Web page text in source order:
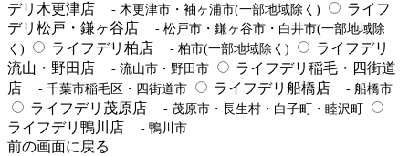
デリ木更津店
- 木更津市・袖ヶ浦市(一部地域除く)
ライフ
デリ松戸・鎌ヶ谷店
- 松戸市・鎌ヶ谷市・白井市(一部地域除
く)
ライフデリ柏店 - 柏市(一部地域除く)
ライフデリ
流山・野田店
- 流山市・野田市
ライフデリ稲毛・四街道
店
- 千葉市稲毛区・四街道市 ライフデリ船橋店 - 船橋市
ライフデリ茂原店 - 茂原市・長生村・白子町・睦沢町
ライフデリ鴨川店 - 鴨川市
前の画面に戻る